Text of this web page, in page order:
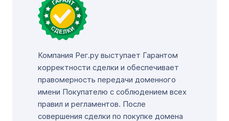
Компания Рег.ру выступает Гарантом
корректности сделки и обеспечивает
правомерность передачи доменного
имени Покупателю с соблюдением всех
правил и регламентов. После
совершения сделки по покупке домена